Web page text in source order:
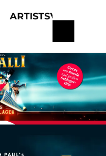
ARTISTS